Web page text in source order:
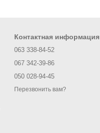
Контактная информация
063 338-84-52
067 342-39-86
050 028-94-45
Перезвонить вам?